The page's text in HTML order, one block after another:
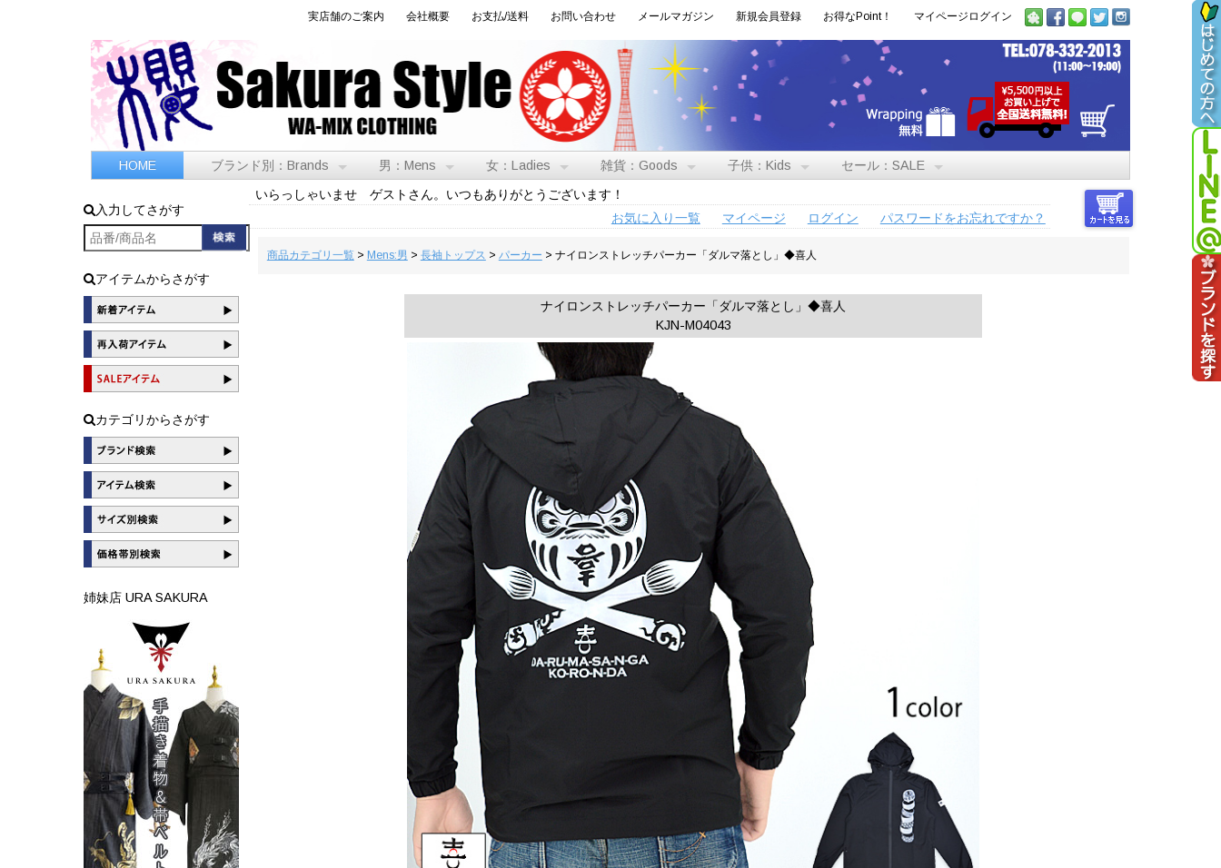
実店舗のご案内 会社概要 お支払/送料 お問い合わせ メールマガジン 新規会員登録 お得なPoint！ マイページログイン
HOME ブランド別：Brands 男：Mens 女：Ladies 雑貨：Goods 子供：Kids セール：SALE
入力してさがす
アイテムからさがす
カテゴリからさがす
姉妹店 URA SAKURA
いらっしゃいませ ゲストさん。いつもありがとうございます！
お気に入り一覧
マイページ ログイン パスワードをお忘れですか？
商品カテゴリ一覧> Mens:男 > 長袖トップス > パーカー > ナイロンストレッチパーカー「ダルマ落とし」◆喜人
ナイロンストレッチパーカー「ダルマ落とし」◆喜人
KJN-M04043